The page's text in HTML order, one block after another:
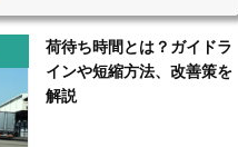
荷待ち時間とは？ガイドラ
インや短縮方法、改善策を
解説